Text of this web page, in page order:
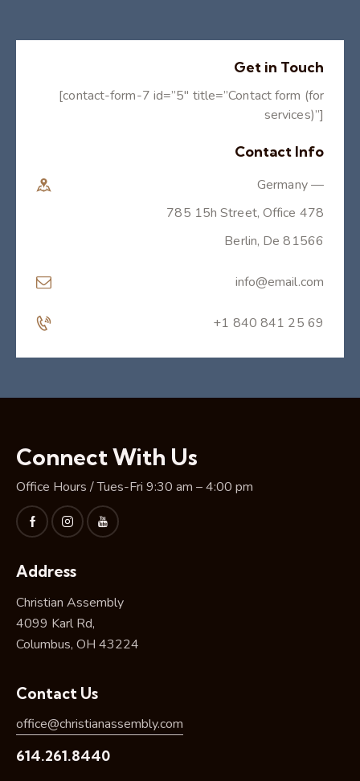
Get in Touch
[contact-form-7 id=”5″ title=”Contact form (for
services)”]
Contact Info
Germany —
785 15h Street, Office 478
Berlin, De 81566
info@email.com
+1 840 841 25 69
Connect With Us
Office Hours / Tues-Fri 9:30 am – 4:00 pm
Address
Christian Assembly
4099 Karl Rd,
Columbus, OH 43224
Contact Us
office@christianassembly.com
614.261.8440